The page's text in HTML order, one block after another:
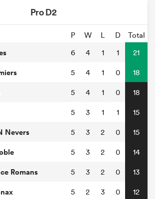
Pro D2
P W L D
Total
6 4 1 1 21
5 4 1 0 18
5 4 1 0 18
5 3 1 1 15
Nevers 5 3 2 0 15
5 3 2 0 14
Romans 5 3 2 0 13
5 2 3 0 12